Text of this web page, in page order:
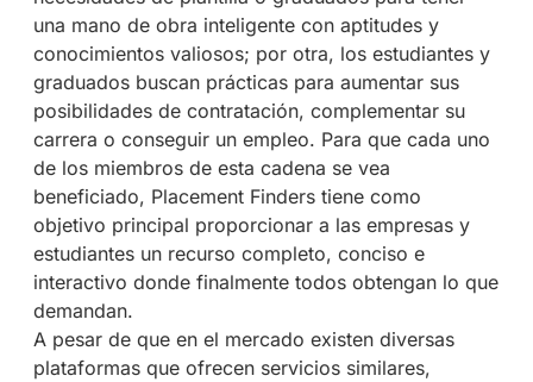
una mano de obra inteligente con aptitudes y
conocimientos valiosos; por otra, los estudiantes y
graduados buscan prácticas para aumentar sus
posibilidades de contratación, complementar su
carrera o conseguir un empleo. Para que cada uno
de los miembros de esta cadena se vea
beneficiado, Placement Finders tiene como
objetivo principal proporcionar a las empresas y
estudiantes un recurso completo, conciso e
interactivo donde finalmente todos obtengan lo que
demandan.
A pesar de que en el mercado existen diversas
plataformas que ofrecen servicios similares,